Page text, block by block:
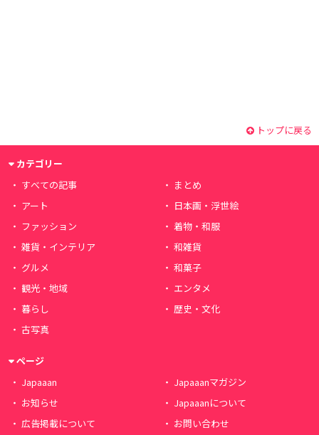
トップに戻る
カテゴリー
すべての記事
まとめ
アート
日本画・浮世絵
ファッション
着物・和服
雑貨・インテリア
和雑貨
グルメ
和菓子
観光・地域
エンタメ
暮らし
歴史・文化
古写真
ページ
Japaaan
Japaaanマガジン
お知らせ
Japaaanについて
広告掲載について
お問い合わせ